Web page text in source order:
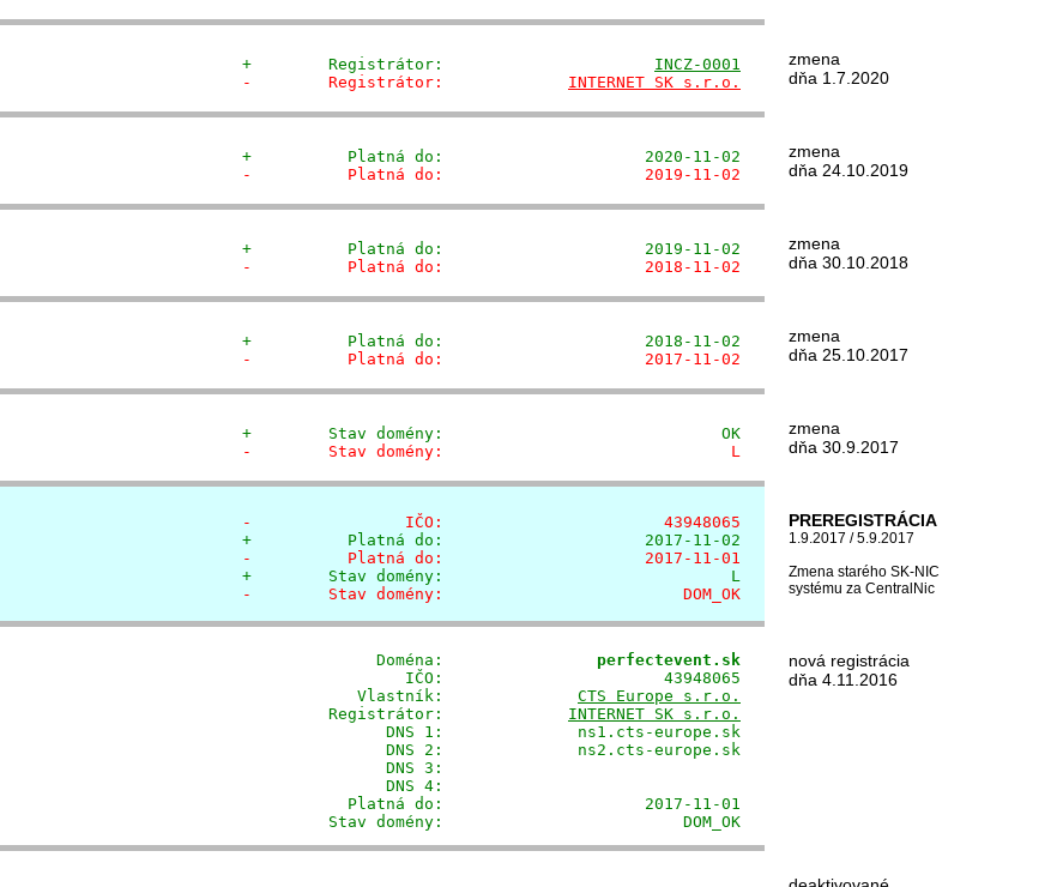
+        Registrátor: INCZ-0001
-        Registrátor: INTERNET SK s.r.o.
zmena
dňa 1.7.2020
+          Platná do:                     2020-11-02
-          Platná do:                     2019-11-02
zmena
dňa 24.10.2019
+          Platná do:                     2019-11-02
-          Platná do:                     2018-11-02
zmena
dňa 30.10.2018
+          Platná do:                     2018-11-02
-          Platná do:                     2017-11-02
zmena
dňa 25.10.2017
+        Stav domény:                             OK
-        Stav domény:                              L
zmena
dňa 30.9.2017
-                IČO:                       43948065
+          Platná do:                     2017-11-02
-          Platná do:                     2017-11-01
+        Stav domény:                              L
-        Stav domény:                         DOM_OK
PREREGISTRÁCIA
1.9.2017 / 5.9.2017
Zmena starého SK-NIC
systému za CentralNic
              Doména:
               perfectevent.sk
                 IČO:                       43948065
            Vlastník:
CTS Europe s.r.o.
         Registrátor:
INTERNET SK s.r.o.
                DNS 1:              ns1.cts-europe.sk
                DNS 2:              ns2.cts-europe.sk
                DNS 3:
                DNS 4:
           Platná do:                     2017-11-01
         Stav domény:                         DOM_OK
nová registrácia
dňa 4.11.2016